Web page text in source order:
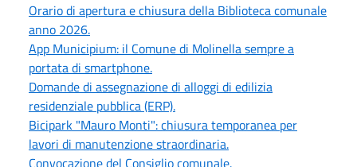
Orario di apertura e chiusura della Biblioteca comunale
anno 2026.
App Municipium: il Comune di Molinella sempre a
portata di smartphone.
Domande di assegnazione di alloggi di edilizia
residenziale pubblica (ERP).
Bicipark "Mauro Monti": chiusura temporanea per
lavori di manutenzione straordinaria.
Convocazione del Consiglio comunale.